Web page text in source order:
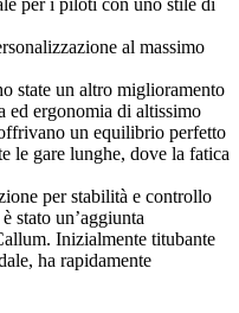
per i piloti con uno stile di
al massimo
state un altro miglioramento
ed ergonomia di altissimo
un equilibrio perfetto
le gare lunghe, dove la fatica
per stabilità e controllo
stato un’aggiunta
Inizialmente titubante
ha rapidamente